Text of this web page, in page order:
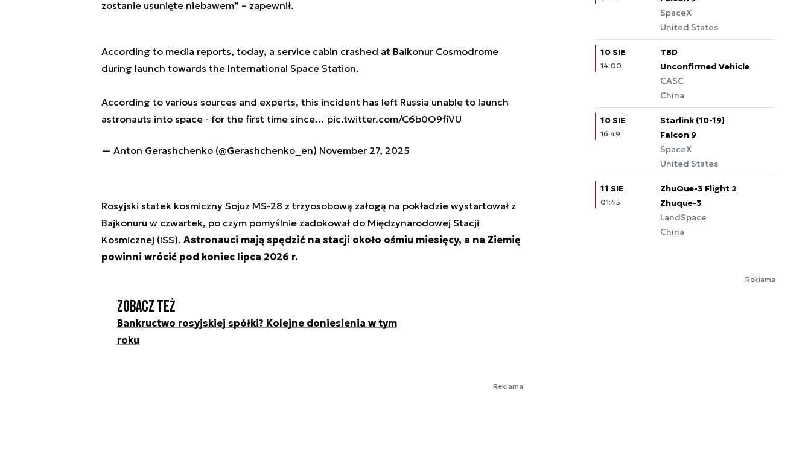
zostanie usunięte niebawem” – zapewnił.
According to media reports, today, a service cabin crashed at Baikonur Cosmodrome
during launch towards the International Space Station.
According to various sources and experts, this incident has left Russia unable to launch
astronauts into space - for the first time since… pic.twitter.com/C6b0O9fiVU
— Anton Gerashchenko (@Gerashchenko_en) November 27, 2025
Rosyjski statek kosmiczny Sojuz MS-28 z trzyosobową załogą na pokładzie wystartował z
Bajkonuru w czwartek, po czym pomyślnie zadokował do Międzynarodowej Stacji
Kosmicznej (ISS). Astronauci mają spędzić na stacji około ośmiu miesięcy, a na Ziemię
powinni wrócić pod koniec lipca 2026 r.
Zobacz też
Bankructwo rosyjskiej spółki? Kolejne doniesienia w tym
roku
Reklama
SpaceX
United States
10 SIE
14:00
TBD
Unconfirmed Vehicle
CASC
China
10 SIE
16:49
Starlink (10-19)
Falcon 9
SpaceX
United States
11 SIE
01:45
ZhuQue-3 Flight 2
Zhuque-3
LandSpace
China
Reklama